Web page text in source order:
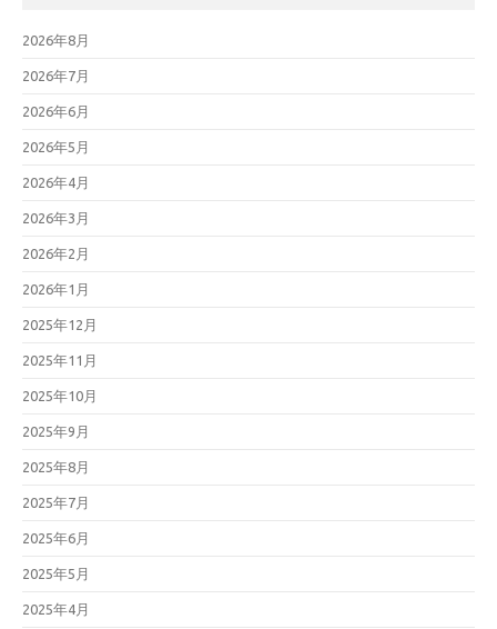
2026年8月
2026年7月
2026年6月
2026年5月
2026年4月
2026年3月
2026年2月
2026年1月
2025年12月
2025年11月
2025年10月
2025年9月
2025年8月
2025年7月
2025年6月
2025年5月
2025年4月